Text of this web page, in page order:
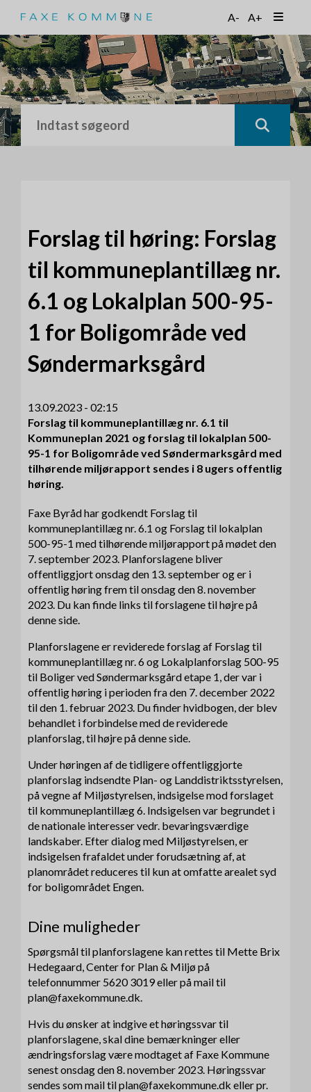
t
i
l
h
o
v
e
d
A- A+
Forslag til høring: Forslag
til kommuneplantillæg nr.
6.1 og Lokalplan 500-95-
1 for Boligområde ved
Søndermarksgård
13.09.2023 - 02:15
Forslag til kommuneplantillæg nr. 6.1 til
Kommuneplan 2021 og forslag til lokalplan 500-
95-1 for Boligområde ved Søndermarksgård med
tilhørende miljørapport sendes i 8 ugers offentlig
høring.
Faxe Byråd har godkendt Forslag til
kommuneplantillæg nr. 6.1 og Forslag til lokalplan
500-95-1 med tilhørende miljørapport på mødet den
7. september 2023. Planforslagene bliver
offentliggjort onsdag den 13. september og er i
offentlig høring frem til onsdag den 8. november
2023. Du kan finde links til forslagene til højre på
denne side.
Planforslagene er reviderede forslag af Forslag til
kommuneplantillæg nr. 6 og Lokalplanforslag 500-95
til Boliger ved Søndermarksgård etape 1, der var i
offentlig høring i perioden fra den 7. december 2022
til den 1. februar 2023. Du finder hvidbogen, der blev
behandlet i forbindelse med de reviderede
planforslag, til højre på denne side.
Under høringen af de tidligere offentliggjorte
planforslag indsendte Plan- og Landdistriktsstyrelsen,
på vegne af Miljøstyrelsen, indsigelse mod forslaget
til kommuneplantillæg 6. Indsigelsen var begrundet i
de nationale interesser vedr. bevaringsværdige
landskaber. Efter dialog med Miljøstyrelsen, er
indsigelsen frafaldet under forudsætning af, at
planområdet reduceres til kun at omfatte arealet syd
for boligområdet Engen.
Dine muligheder
Spørgsmål til planforslagene kan rettes til Mette Brix
Hedegaard, Center for Plan & Miljø på
telefonnummer 5620 3019 eller på mail til
plan@faxekommune.dk.
Hvis du ønsker at indgive et høringssvar til
planforslagene, skal dine bemærkninger eller
ændringsforslag være modtaget af Faxe Kommune
senest onsdag den 8. november 2023. Høringssvar
sendes som mail til plan@faxekommune.dk eller pr.